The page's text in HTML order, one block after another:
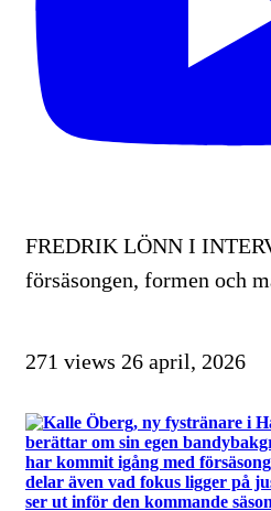
FREDRIK LÖNN I
försäsongen, formen och
271 views 26 april, 2026